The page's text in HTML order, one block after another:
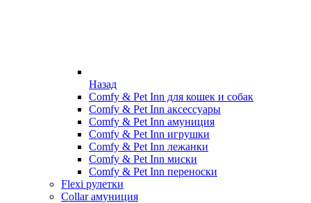
Назад
Comfy & Pet Inn для кошек и собак
Comfy & Pet Inn аксессуары
Comfy & Pet Inn амуниция
Comfy & Pet Inn игрушки
Comfy & Pet Inn лежанки
Comfy & Pet Inn миски
Comfy & Pet Inn переноски
Flexi рулетки
Collar амуниция